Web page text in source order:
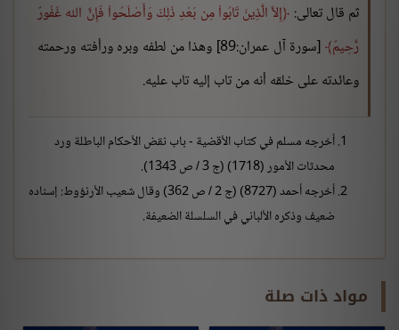
ثم قال تعالى: إِلاَّ الَّذِينَ تَابُواْ مِن بَعْدِ ذَلِكَ وَأَصْلَحُواْ فَإِنَّ الله غَفُورٌ
رَّحِيمٌ
[سورة آل عمران:89] وهذا من لطفه وبره ورأفته ورحمته
وعائدته على خلقه أنه من تاب إليه تاب عليه.
أخرجه مسلم في كتاب الأقضية - باب نقض الأحكام الباطلة ورد
محدثات الأمور (1718) (ج 3 / ص 1343).
أخرجه أحمد (8727) (ج 2 / ص 362) وقال شعيب الأرنؤوط: إسناده
ضعيف وذكره الألباني في السلسلة الضعيفة.
مواد ذات صلة